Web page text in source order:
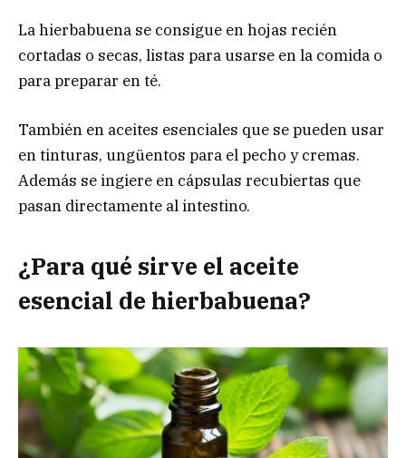
La hierbabuena se consigue en hojas recién
cortadas o secas, listas para usarse en la comida o
para preparar en té.
También en aceites esenciales que se pueden usar
en tinturas, ungüentos para el pecho y cremas.
Además se ingiere en cápsulas recubiertas que
pasan directamente al intestino.
¿Para qué sirve el aceite
esencial de hierbabuena?